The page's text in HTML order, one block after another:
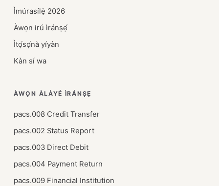
Ìmúrasílẹ̀ 2026
Àwọn irú ìránṣẹ́
Ìtọ́sọ́nà yíyàn
Kàn sí wa
ÀWỌN ÀLÀYÉ ÌRÁNṢẸ́
pacs.008 Credit Transfer
pacs.002 Status Report
pacs.003 Direct Debit
pacs.004 Payment Return
pacs.009 Financial Institution